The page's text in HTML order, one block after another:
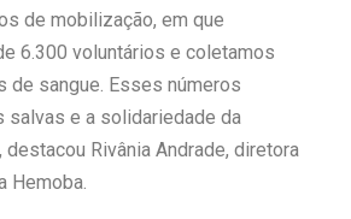
de mobilização, em que
6.300 voluntários e coletamos
de sangue. Esses números
salvas e a solidariedade da
destacou Rivânia Andrade, diretora
Hemoba.